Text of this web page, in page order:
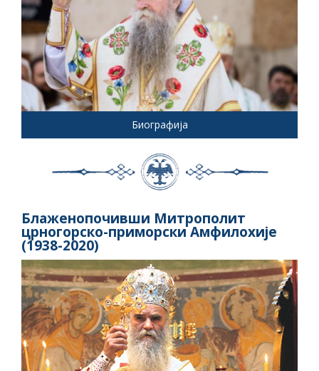
Биографија
Блаженопочивши Митрополит
црногорско-приморски Амфилохије
(1938-2020)